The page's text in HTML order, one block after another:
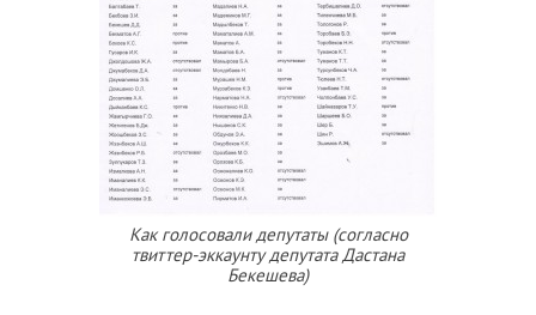
Как голосовали депутаты (согласно
твиттер-эккаунту депутата Дастана
Бекешева)